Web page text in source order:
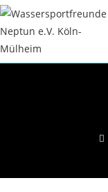
Zum
Inhalt
springen